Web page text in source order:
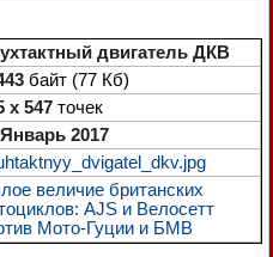
двигатель ДКВ
байт (77 Кб)
x 547 точек
2017
величие британских
AJS и Велосетт
Мото-Гуции и БМВ